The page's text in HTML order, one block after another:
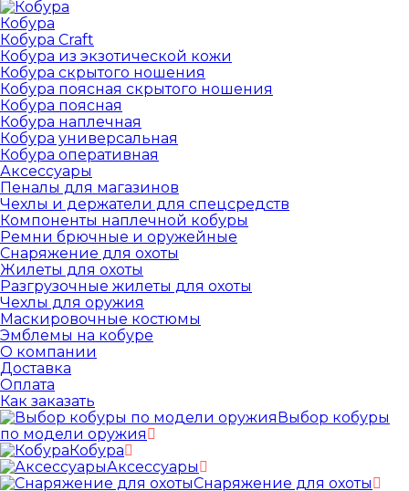
Кобура
Кобура Craft
Кобура из экзотической кожи
Кобура скрытого ношения
Кобура поясная скрытого ношения
Кобура поясная
Кобура наплечная
Кобура универсальная
Кобура оперативная
Аксессуары
Пеналы для магазинов
Чехлы и держатели для спецсредств
Компоненты наплечной кобуры
Ремни брючные и оружейные
Снаряжение для охоты
Жилеты для охоты
Разгрузочные жилеты для охоты
Чехлы для оружия
Маскировочные костюмы
Эмблемы на кобуре
О компании
Доставка
Оплата
Как заказать
Выбор кобуры
по модели оружия
Кобура
Аксессуары
Снаряжение для охоты